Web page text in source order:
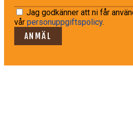
Jag godkänner att ni får
vår personuppgiftspolicy.
ANMÄL